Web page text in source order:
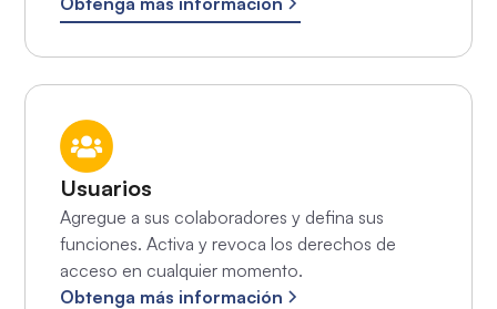
Usuarios
Agregue a sus colaboradores y defina sus
funciones. Activa y revoca los derechos de
acceso en cualquier momento.
Obtenga más información